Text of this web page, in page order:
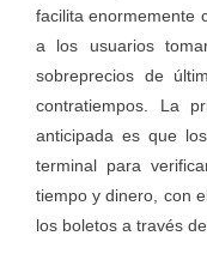
facilita enormemente
a los usuarios
sobreprecios de
contratiempos. La
anticipada es que
terminal para
tiempo y dinero, con
los boletos a través